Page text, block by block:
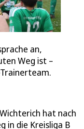
an,
Weg ist –
hat nach
in die Kreisliga B